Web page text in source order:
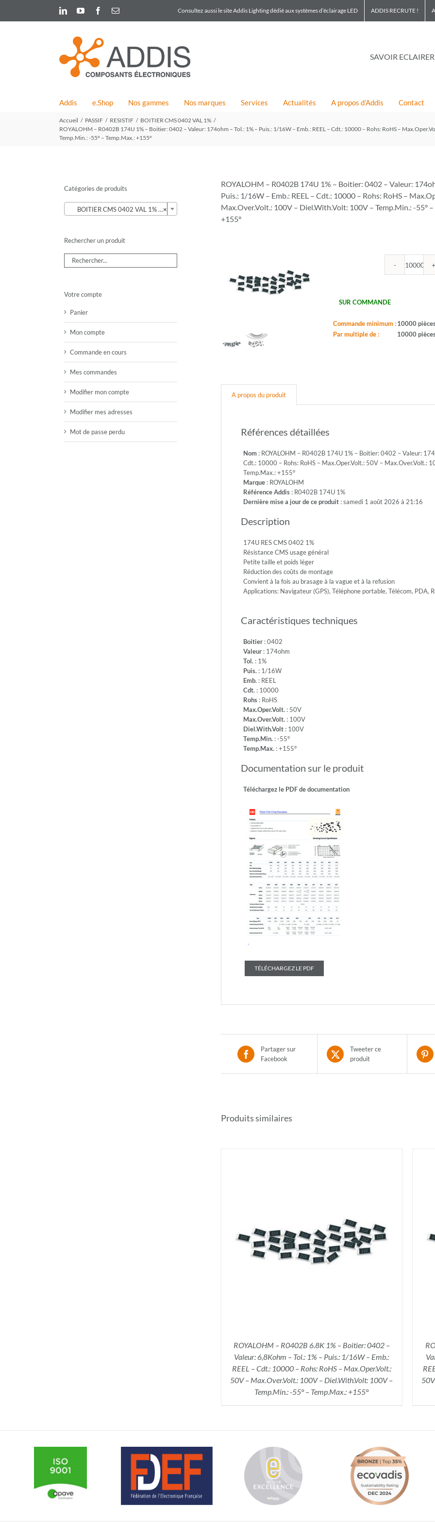
content
LinkedInYouTubeFacebook
Email Consultez aussi le site Addis Lighting dédié aux systèmes d’éclairage LED ADDIS RECRUTE !
SAVOIR
Addis e.Shop Nos gammes Nos marques Services Actualités A propos d’Addis Contact
Accueil PASSIF RESISTIF
BOITIER CMS 0402 VAL 1%
ROYALOHM – R0402B 174U 1% – Boitier: 0402 – Valeur: 174ohm – Tol.: 1% – Puis.: 1/16W – Emb.: REEL – Cdt.: 10000 – Rohs: RoHS –
Temp.Min.: -55° – Temp.Max.: +155°
ROYALOHM – R0402B 174U 1% – Boitier: 0402 – Valeur:
Puis.: 1/16W – Emb.: REEL – Cdt.: 10000 – Rohs: RoHS –
Max.Over.Volt.: 100V – Diel.With.Volt: 100V – Temp.Min.: -55° –
+155°
1%
-
Tol.:
-
Emb.:
10000
100V
SUR COMMANDE
Commande minimum :10000
Par multiple de :
10000
A propos du produit
Références détaillées
Nom : ROYALOHM – R0402B 174U 1% – Boitier: 0402 – Valeur:
Cdt.: 10000 – Rohs: RoHS – Max.Oper.Volt.: 50V – Max.Over.Volt.:
Temp.Max.: +155°
Marque : ROYALOHM
Référence Addis : R0402B 174U 1%
Dernière mise a jour de ce produit : samedi 1 août 2026 à 21:16
Description
174U RES CMS 0402 1%
Résistance CMS usage général
Petite taille et poids léger
Réduction des coûts de montage
Convient à la fois au brasage à la vague et à la refusion
Applications: Navigateur (GPS), Téléphone portable, Télécom, PDA,
Caractéristiques techniques
Boitier : 0402
Valeur : 174ohm
Tol. : 1%
Puis. : 1/16W
Emb. : REEL
Cdt. : 10000
Rohs : RoHS
Max.Oper.Volt. : 50V
Max.Over.Volt. : 100V
Diel.With.Volt : 100V
Temp.Min. : -55°
Temp.Max. : +155°
Documentation sur le produit
Téléchargez le PDF de documentation
TÉLÉCHARGEZ LE PDF
Partager sur
Facebook
Tweeter ce
produit
Produits similaires
ROYALOHM – R0402B 6.8K 1% – Boitier: 0402 –
Valeur: 6,8Kohm – Tol.: 1% – Puis.: 1/16W – Emb.:
REEL – Cdt.: 10000 – Rohs: RoHS – Max.Oper.Volt.:
50V – Max.Over.Volt.: 100V – Diel.With.Volt: 100V –
Temp.Min.: -55° – Temp.Max.: +155°
AJOUTER AU PANIER / DÉTAILS
Catégories de produits
×
BOITIER CMS 0402 VAL 1% (57)
Rechercher un produit
Votre compte
Panier
Mon compte
Commande en cours
Mes commandes
Modifier mon compte
Modifier mes adresses
Mot de passe perdu